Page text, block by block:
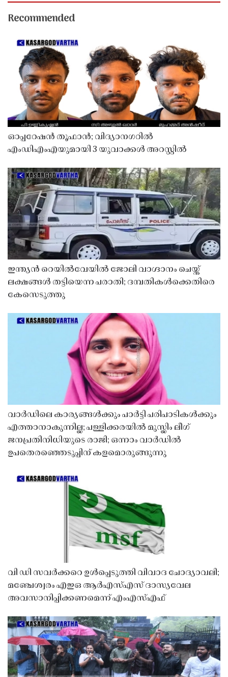
Recommended
ഓപ്പറേഷൻ തൂഫാൻ; വിദ്യാനഗറിൽ
എംഡിഎംഎയുമായി 3 യുവാക്കൾ അറസ്റ്റിൽ
ഇന്ത്യൻ റെയിൽവേയിൽ ജോലി വാഗ്ദാനം ചെയ്ത്
ലക്ഷങ്ങൾ തട്ടിയെന്ന പരാതി; ദമ്പതികൾക്കെതിരെ
കേസെടുത്തു
വാർഡിലെ കാര്യങ്ങൾക്കും പാർട്ടി പരിപാടികൾക്കും
എത്താനാകുന്നില്ല; പള്ളിക്കരയിൽ മുസ്ലിം ലീഗ്
ജനപ്രതിനിധിയുടെ രാജി; ഒന്നാം വാർഡിൽ
ഉപതെരഞ്ഞെടുപ്പിന് കളമൊരുങ്ങുന്നു
വി ഡി സവർക്കറെ ഉൾപ്പെടുത്തി വിവാദ ചോദ്യാവലി;
മഞ്ചേശ്വരം എഇഒ ആർഎസ്എസ് ദാസ്യവേല
അവസാനിപ്പിക്കണമെന്ന് എംഎസ്എഫ്